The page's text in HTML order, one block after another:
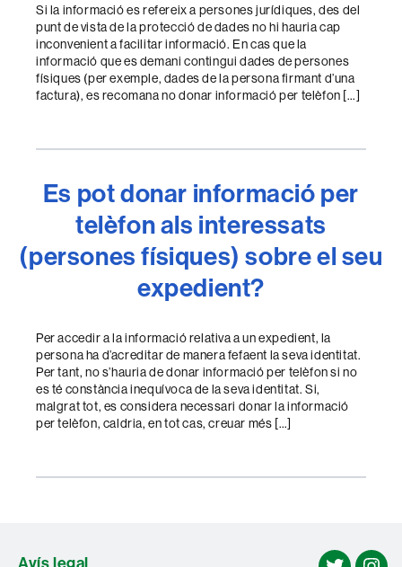
Si la informació es refereix a persones jurídiques, des del
punt de vista de la protecció de dades no hi hauria cap
inconvenient a facilitar informació. En cas que la
informació que es demani contingui dades de persones
físiques (per exemple, dades de la persona firmant d’una
factura), es recomana no donar informació per telèfon […]
Es pot donar informació per
telèfon als interessats
(persones físiques) sobre el seu
expedient?
Per accedir a la informació relativa a un expedient, la
persona ha d’acreditar de manera fefaent la seva identitat.
Per tant, no s’hauria de donar informació per telèfon si no
es té constància inequívoca de la seva identitat. Si,
malgrat tot, es considera necessari donar la informació
per telèfon, caldria, en tot cas, creuar més […]